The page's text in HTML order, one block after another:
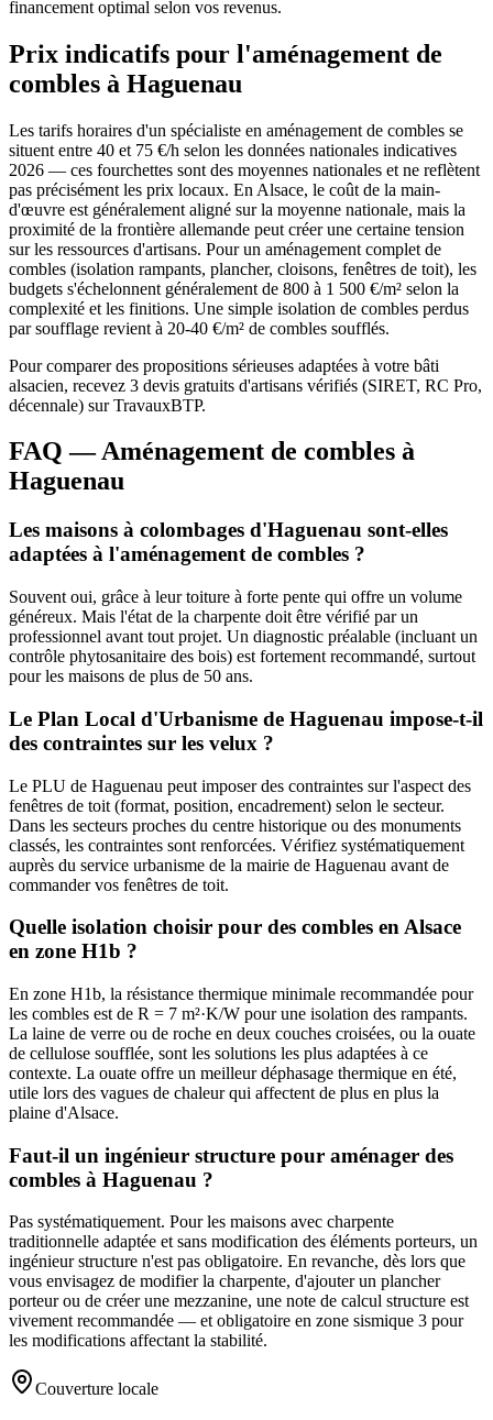
financement optimal selon vos revenus.
Prix indicatifs pour l'aménagement de
combles à Haguenau
Les tarifs horaires d'un spécialiste en aménagement de combles se
situent entre 40 et 75 €/h selon les données nationales indicatives
2026 — ces fourchettes sont des moyennes nationales et ne reflètent
pas précisément les prix locaux. En Alsace, le coût de la main-
d'œuvre est généralement aligné sur la moyenne nationale, mais la
proximité de la frontière allemande peut créer une certaine tension
sur les ressources d'artisans. Pour un aménagement complet de
combles (isolation rampants, plancher, cloisons, fenêtres de toit), les
budgets s'échelonnent généralement de 800 à 1 500 €/m² selon la
complexité et les finitions. Une simple isolation de combles perdus
par soufflage revient à 20-40 €/m² de combles soufflés.
Pour comparer des propositions sérieuses adaptées à votre bâti
alsacien, recevez 3 devis gratuits d'artisans vérifiés (SIRET, RC Pro,
décennale) sur TravauxBTP.
FAQ — Aménagement de combles à
Haguenau
Les maisons à colombages d'Haguenau sont-elles
adaptées à l'aménagement de combles ?
Souvent oui, grâce à leur toiture à forte pente qui offre un volume
généreux. Mais l'état de la charpente doit être vérifié par un
professionnel avant tout projet. Un diagnostic préalable (incluant un
contrôle phytosanitaire des bois) est fortement recommandé, surtout
pour les maisons de plus de 50 ans.
Le Plan Local d'Urbanisme de Haguenau impose-t-il
des contraintes sur les velux ?
Le PLU de Haguenau peut imposer des contraintes sur l'aspect des
fenêtres de toit (format, position, encadrement) selon le secteur.
Dans les secteurs proches du centre historique ou des monuments
classés, les contraintes sont renforcées. Vérifiez systématiquement
auprès du service urbanisme de la mairie de Haguenau avant de
commander vos fenêtres de toit.
Quelle isolation choisir pour des combles en Alsace
en zone H1b ?
En zone H1b, la résistance thermique minimale recommandée pour
les combles est de R = 7 m²·K/W pour une isolation des rampants.
La laine de verre ou de roche en deux couches croisées, ou la ouate
de cellulose soufflée, sont les solutions les plus adaptées à ce
contexte. La ouate offre un meilleur déphasage thermique en été,
utile lors des vagues de chaleur qui affectent de plus en plus la
plaine d'Alsace.
Faut-il un ingénieur structure pour aménager des
combles à Haguenau ?
Pas systématiquement. Pour les maisons avec charpente
traditionnelle adaptée et sans modification des éléments porteurs, un
ingénieur structure n'est pas obligatoire. En revanche, dès lors que
vous envisagez de modifier la charpente, d'ajouter un plancher
porteur ou de créer une mezzanine, une note de calcul structure est
vivement recommandée — et obligatoire en zone sismique 3 pour
les modifications affectant la stabilité.
Couverture locale